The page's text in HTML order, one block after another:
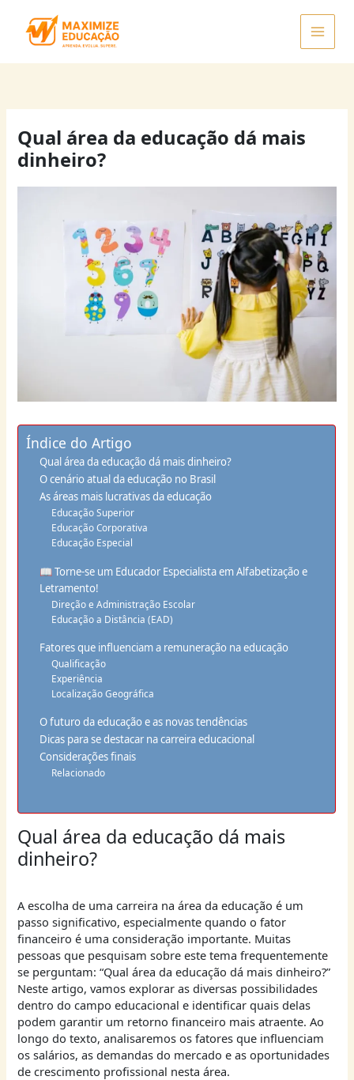
Qual área da educação dá mais
dinheiro?
Índice do Artigo
Qual área da educação dá mais dinheiro?
O cenário atual da educação no Brasil
As áreas mais lucrativas da educação
Educação Superior
Educação Corporativa
Educação Especial
📖 Torne-se um Educador Especialista em Alfabetização e
Letramento!
Direção e Administração Escolar
Educação a Distância (EAD)
Fatores que influenciam a remuneração na educação
Qualificação
Experiência
Localização Geográfica
O futuro da educação e as novas tendências
Dicas para se destacar na carreira educacional
Considerações finais
Relacionado
Qual área da educação dá mais
dinheiro?
A escolha de uma carreira na área da educação é um
passo significativo, especialmente quando o fator
financeiro é uma consideração importante. Muitas
pessoas que pesquisam sobre este tema frequentemente
se perguntam: “Qual área da educação dá mais dinheiro?”
Neste artigo, vamos explorar as diversas possibilidades
dentro do campo educacional e identificar quais delas
podem garantir um retorno financeiro mais atraente. Ao
longo do texto, analisaremos os fatores que influenciam
os salários, as demandas do mercado e as oportunidades
de crescimento profissional nesta área.